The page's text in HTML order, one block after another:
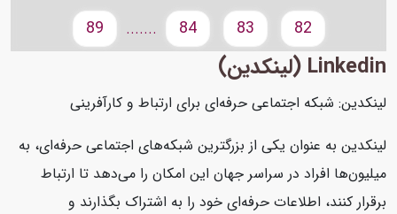
82
83
84
.......
89
Linkedin (لینکدین)
لینکدین: شبکه اجتماعی حرفه‌ای برای ارتباط و کارآفرینی
لینکدین به عنوان یکی از بزرگترین شبکه‌های اجتماعی حرفه‌ای، به
میلیون‌ها افراد در سراسر جهان این امکان را می‌دهد تا ارتباط
برقرار کنند، اطلاعات حرفه‌ای خود را به اشتراک بگذارند و